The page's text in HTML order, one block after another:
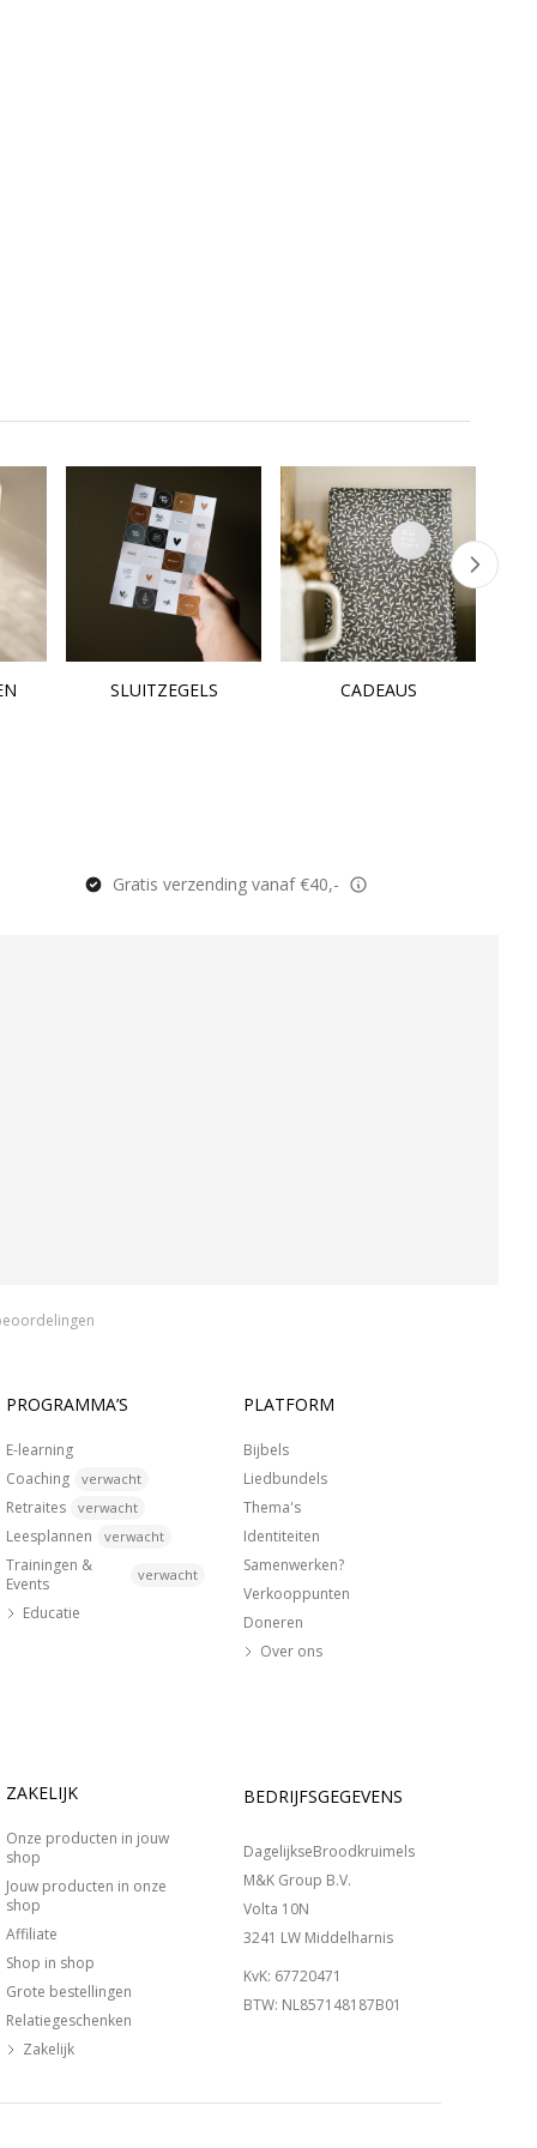
SLUITZEGELS CADEAUS
Gratis verzending vanaf €40,-
PROGRAMMA’S
E-learning
Coaching
verwacht
Retraites verwacht
Leesplannen verwacht
Trainingen &
Events
verwacht
Educatie
PLATFORM
Bijbels
Liedbundels
Thema's
Identiteiten
Samenwerken?
Verkooppunten
Doneren
Over ons
ZAKELIJK
Onze producten in jouw
shop
Jouw producten in onze
shop
Affiliate
Shop in shop
Grote bestellingen
Relatiegeschenken
Zakelijk
BEDRIJFSGEGEVENS
DagelijkseBroodkruimels
M&K Group B.V.
Volta 10N
3241 LW Middelharnis
KvK: 67720471
BTW: NL857148187B01